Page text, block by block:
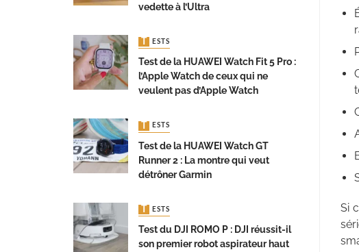
Si
vedette à l’Ultra
TESTS
Test de la HUAWEI Watch Fit 5 Pro :
l’Apple Watch de ceux qui ne
veulent pas d’Apple Watch
TESTS
Test de la HUAWEI Watch GT
Runner 2 : La montre qui veut
détrôner Garmin
TESTS
Test du DJI ROMO P : DJI réussit-il
son premier robot aspirateur haut